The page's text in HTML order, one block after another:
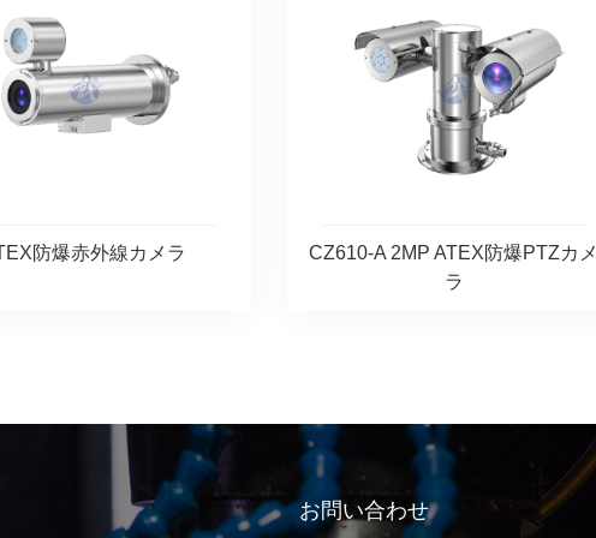
防爆赤外線カメラ
CZ610-A 2MP ATEX防爆PTZカメ
ラ
お問い合わせ